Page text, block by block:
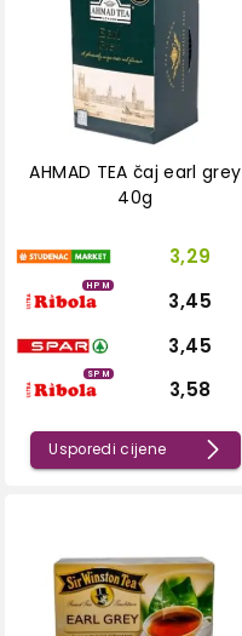
AHMAD TEA čaj earl grey
40g
3,29
HPM
3,45
3,45
SPM
3,58
Usporedi cijene